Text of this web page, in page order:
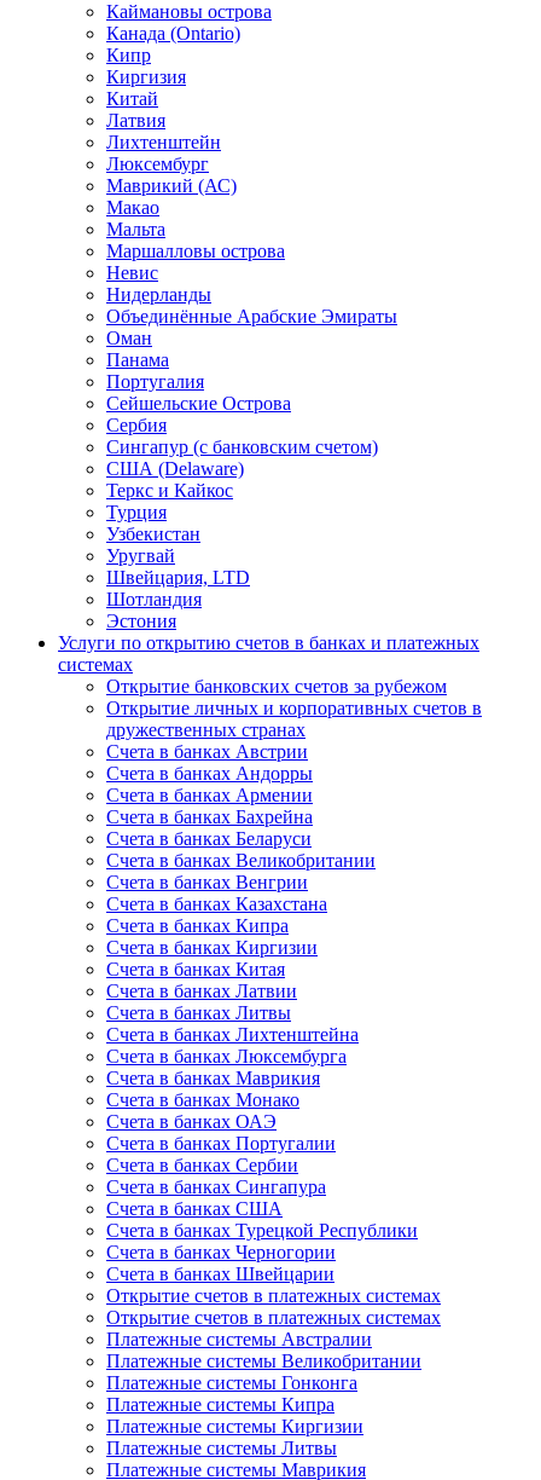
Каймановы острова
Канада (Ontario)
Кипр
Киргизия
Китай
Латвия
Лихтенштейн
Люксембург
Маврикий (АС)
Макао
Мальта
Маршалловы острова
Нeвис
Нидерланды
Объединённые Арабские Эмираты
Оман
Панама
Португалия
Сейшельские Острова
Сербия
Сингапур (c банковским счетом)
США (Delaware)
Теркс и Кайкос
Турция
Узбекистан
Уругвай
Швейцария, LTD
Шотландия
Эстония
Услуги по открытию счетов в банках и платежных
системах
Открытие банковских счетов за рубежом
Открытие личных и корпоративных счетов в
дружественных странах
Счета в банках Австрии
Счета в банках Андорры
Счета в банках Армении
Счета в банках Бахрейна
Счета в банках Беларуси
Счета в банках Великобритании
Счета в банках Венгрии
Счета в банках Казахстана
Счета в банках Кипра
Счета в банках Киргизии
Счета в банках Китая
Счета в банках Латвии
Счета в банках Литвы
Счета в банках Лихтенштейна
Счета в банках Люксембурга
Счета в банках Маврикия
Счета в банках Монако
Счета в банках ОАЭ
Счета в банках Португалии
Счета в банках Сербии
Счета в банках Сингапура
Счета в банках США
Счета в банках Турецкой Республики
Счета в банках Черногории
Счета в банках Швейцарии
Открытие счетов в платежных системах
Открытие счетов в платежных системах
Платежные системы Австралии
Платежные системы Великобритании
Платежные системы Гонконга
Платежные системы Кипра
Платежные системы Киргизии
Платежные системы Литвы
Платежные системы Маврикия